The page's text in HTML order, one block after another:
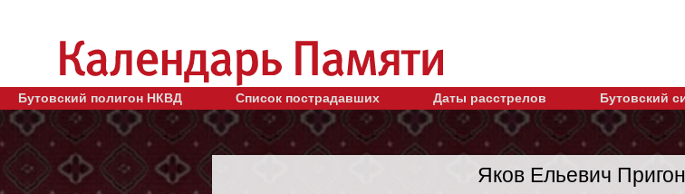
Бутовский полигон НКВД Список пострадавших Даты расстрелов Бутовский
Яков Ельевич